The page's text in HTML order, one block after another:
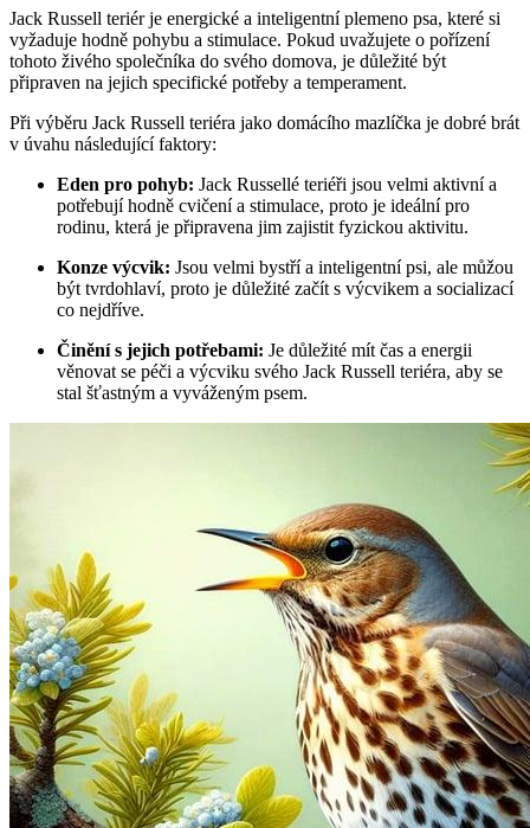
Jack Russell teriér je energické a inteligentní plemeno psa, které si
vyžaduje hodně pohybu a stimulace. Pokud uvažujete o pořízení
tohoto živého společníka do svého domova, je důležité být
připraven na jejich specifické potřeby a temperament.
Při výběru Jack Russell teriéra jako domácího mazlíčka je dobré brát
v úvahu následující faktory:
Eden pro pohyb: Jack Russellé teriéři jsou velmi aktivní a
potřebují hodně cvičení a stimulace, proto je ideální pro
rodinu, která je připravena jim zajistit fyzickou aktivitu.
Konze výcvik: Jsou velmi bystří a inteligentní psi, ale můžou
být tvrdohlaví, proto je důležité začít s výcvikem a socializací
co nejdříve.
Činění s jejich potřebami: Je důležité mít čas a energii
věnovat se péči a výcviku svého Jack Russell teriéra, aby se
stal šťastným a vyváženým psem.